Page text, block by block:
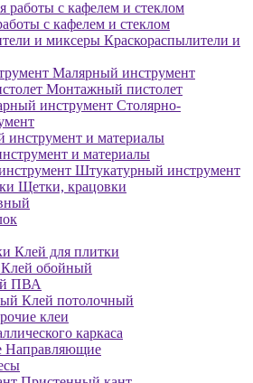
с кафелем и стеклом
Краскораспылители и
Малярный инструмент
Монтажный пистолет
Столярно-
и материалы
Штукатурный инструмент
Щетки, крацовки
Клей для плитки
Клей обойный
ПВА
Клей потолочный
клеи
каркаса
Направляющие